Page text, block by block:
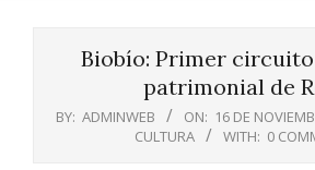
Biobío: Primer
patrimonial de
BY: ADMINWEB ON: 16 DE
CULTURA
WITH: 0